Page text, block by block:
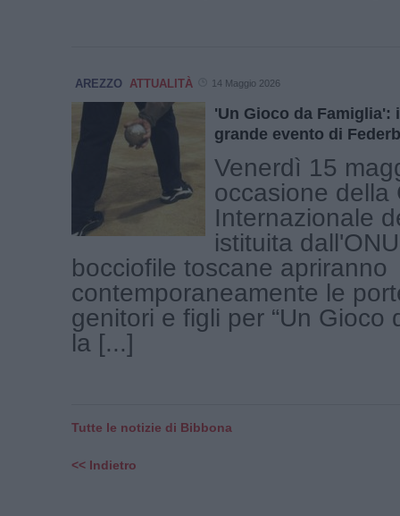
AREZZO ATTUALITÀ 14 Maggio 2026
'Un Gioco da Famiglia':
grande evento di
Venerdì 15
occasione della
Internazionale
istituita
bocciofile toscane apriranno
contemporaneamente le
genitori e figli per “Un Gioco
la [...]
Tutte le notizie di Bibbona
<< Indietro